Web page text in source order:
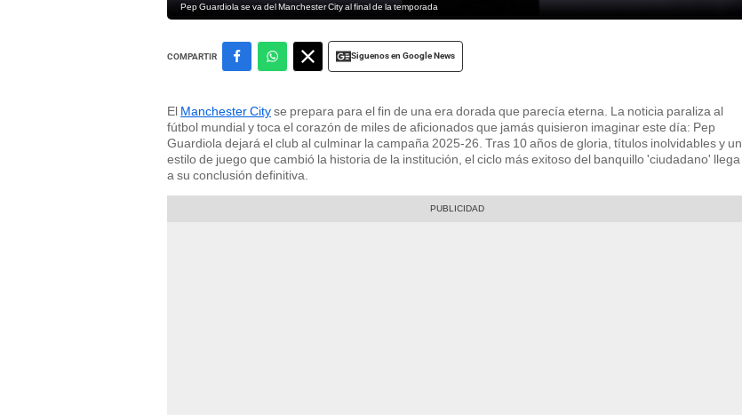
Pep Guardiola se va del Manchester City al final de la temporada
COMPARTIR Siguenos en Google News
El Manchester Cityse prepara para el fin de una era dorada que parecía eterna. La noticia paraliza al
fútbol mundial y toca el corazón de miles de aficionados que jamás quisieron imaginar este día: Pep
Guardiola dejará el club al culminar la campaña 2025-26. Tras 10 años de gloria, títulos inolvidables y un
estilo de juego que cambió la historia de la institución, el ciclo más exitoso del banquillo 'ciudadano' llega
a su conclusión definitiva.